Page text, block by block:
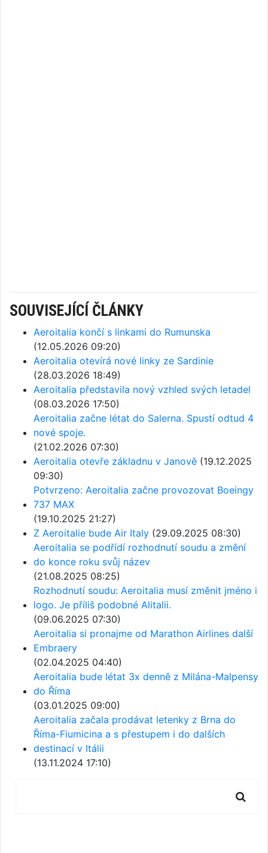
SOUVISEJÍCÍ ČLÁNKY
Aeroitalia končí s linkami do Rumunska
(12.05.2026 09:20)
Aeroitalia otevírá nové linky ze Sardinie
(28.03.2026 18:49)
Aeroitalia představila nový vzhled svých letadel
(08.03.2026 17:50)
Aeroitalia začne létat do Salerna. Spustí odtud 4
nové spoje.
(21.02.2026 07:30)
Aeroitalia otevře základnu v Janově (19.12.2025
09:30)
Potvrzeno: Aeroitalia začne provozovat Boeingy
737 MAX
(19.10.2025 21:27)
Z Aeroitalie bude Air Italy (29.09.2025 08:30)
Aeroitalia se podřídí rozhodnutí soudu a změní
do konce roku svůj název
(21.08.2025 08:25)
Rozhodnutí soudu: Aeroitalia musí změnit jméno i
logo. Je příliš podobné Alitalii.
(09.06.2025 07:30)
Aeroitalia si pronajme od Marathon Airlines další
Embraery
(02.04.2025 04:40)
Aeroitalia bude létat 3x denně z Milána-Malpensy
do Říma
(03.01.2025 09:00)
Aeroitalia začala prodávat letenky z Brna do
Říma-Fiumicina a s přestupem i do dalších
destinací v Itálii
(13.11.2024 17:10)